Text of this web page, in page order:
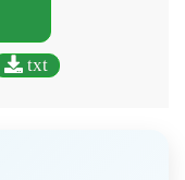
txt